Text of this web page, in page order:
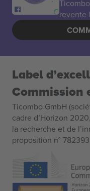
revente
Label
Commission
Ticombo GmbH
cadre d’Horizon
la recherche et de
proposition n°